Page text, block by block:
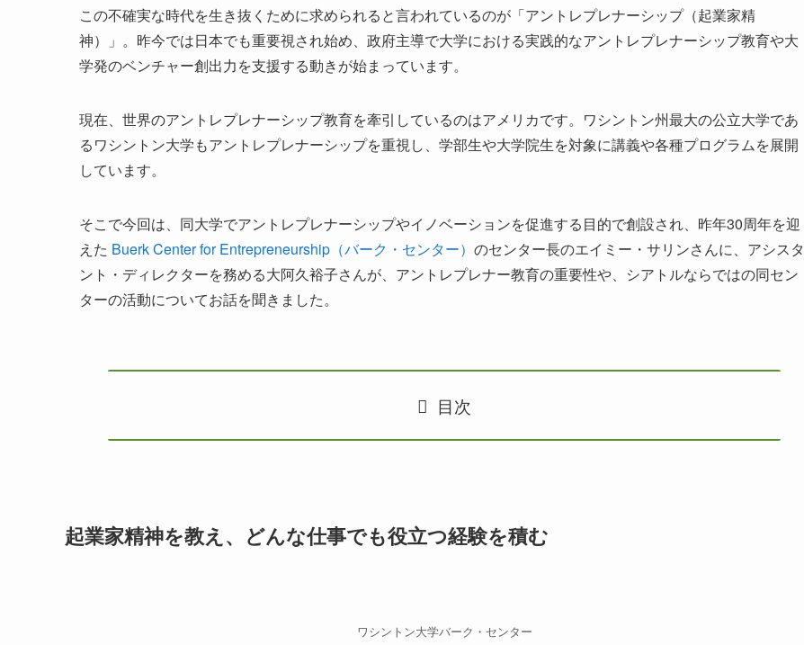
この不確実な時代を生き抜くために求められると言われているのが「アントレプレナーシップ（起業家精
神）」。昨今では日本でも重要視され始め、政府主導で大学における実践的なアントレプレナーシップ教育や大
学発のベンチャー創出力を支援する動きが始まっています。
現在、世界のアントレプレナーシップ教育を牽引しているのはアメリカです。ワシントン州最大の公立大学であ
るワシントン大学もアントレプレナーシップを重視し、学部生や大学院生を対象に講義や各種プログラムを展開
しています。
そこで今回は、同大学でアントレプレナーシップやイノベーションを促進する目的で創設され、昨年30周年を迎
えた Buerk Center for Entrepreneurship（バーク・センター） のセンター長のエイミー・サリンさんに、アシスタ
ント・ディレクターを務める大阿久裕子さんが、アントレプレナー教育の重要性や、シアトルならではの同セン
ターの活動についてお話を聞きました。
目次
起業家精神を教え、どんな仕事でも役立つ経験を積む
ワシントン大学バーク・センター